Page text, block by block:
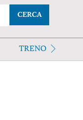
CERCA
TRENO